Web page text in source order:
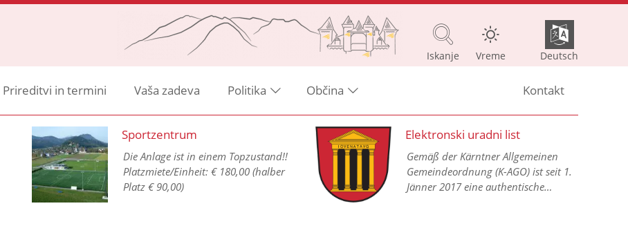
Iskanje Vreme Deutsch
Prireditvi in termini Vaša zadeva Politika Občina Kontakt
Sportzentrum
Die Anlage ist in einem Topzustand!!
Platzmiete/Einheit: € 180,00 (halber
Platz € 90,00)
Elektronski uradni list
Gemäß der Kärntner Allgemeinen
Gemeindeordnung (K-AGO) ist seit 1.
Jänner 2017 eine authentische